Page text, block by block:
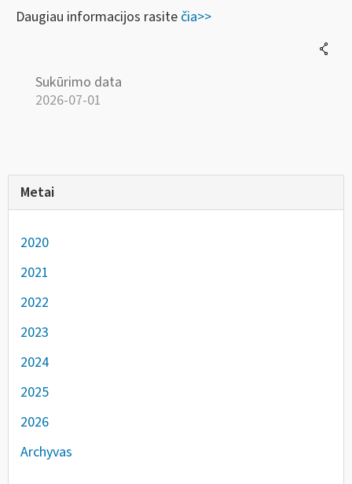
Daugiau informacijos rasite čia>>
Sukūrimo data
2026-07-01
Metai
2020
2021
2022
2023
2024
2025
2026
Archyvas